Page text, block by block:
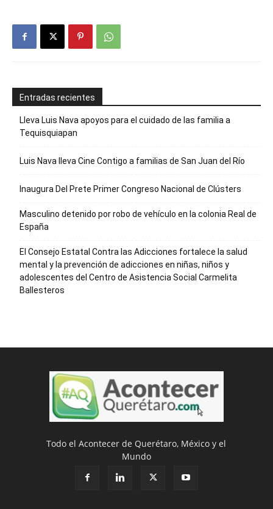
Entradas recientes
Lleva Luis Nava apoyos para el cuidado de las familia a
Tequisquiapan
Luis Nava lleva Cine Contigo a familias de San Juan del Río
Inaugura Del Prete Primer Congreso Nacional de Clústers
Masculino detenido por robo de vehículo en la colonia Real de
España
El Consejo Estatal Contra las Adicciones fortalece la salud
mental y la prevención de adicciones en niñas, niños y
adolescentes del Centro de Asistencia Social Carmelita
Ballesteros
Todo el Acontecer de Querétaro, México y el
Mundo